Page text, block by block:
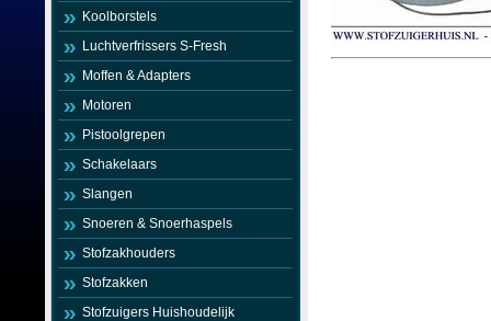
Koolborstels
Luchtverfrissers S-Fresh
Moffen & Adapters
Motoren
Pistoolgrepen
Schakelaars
Slangen
Snoeren & Snoerhaspels
Stofzakhouders
Stofzakken
Stofzuigers Huishoudelijk